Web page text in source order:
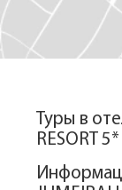
Туры в
RESORT 5*